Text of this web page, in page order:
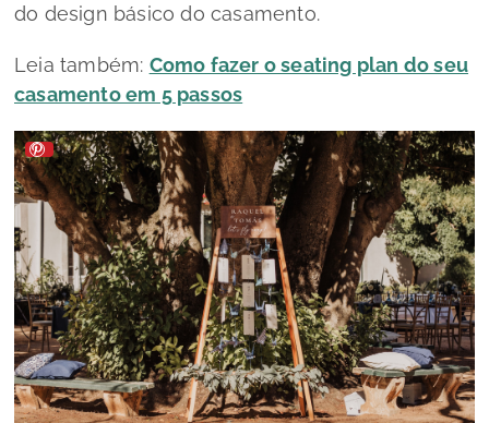
do design básico do casamento.
Leia também: Como fazer o seating plan do seu
casamento em 5 passos